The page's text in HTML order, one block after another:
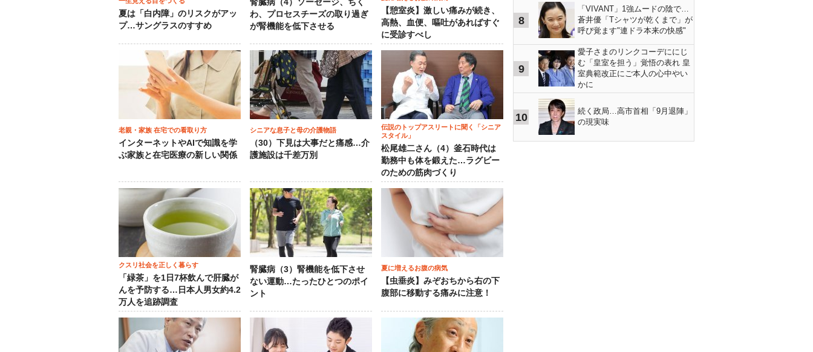
夏は「白内障」のリスクがアッ
プ…サングラスのすすめ
腎臓病（4）ソーセージ、ちく
わ、プロセスチーズの取り過ぎ
が腎機能を低下させる
【憩室炎】激しい痛みが続き、
高熱、血便、嘔吐があればすぐ
に受診すべし
老親・家族 在宅での看取り方
インターネットやAIで知識を学
ぶ家族と在宅医療の新しい関係
シニアな息子と母の介護物語
（30）下見は大事だと痛感…介
護施設は千差万別
伝説のトップアスリートに聞く「シニア
スタイル」
松尾雄二さん（4）釜石時代は
勤務中も体を鍛えた…ラグビー
のための筋肉づくり
クスリ社会を正しく暮らす
「緑茶」を1日7杯飲んで肝臓が
んを予防する…日本人男女約4.2
万人を追跡調査
腎臓病（3）腎機能を低下させ
ない運動…たったひとつのポイ
ント
夏に増えるお腹の病気
【虫垂炎】みぞおちから右の下
腹部に移動する痛みに注意！
8
「VIVANT」1強ムードの陰で…
蒼井優「Tシャツが乾くまで」が
呼び覚ます"連ドラ本来の快感"
9
愛子さまのリンクコーデににじ
む「皇室を担う」覚悟の表れ 皇
室典範改正にご本人の心中やい
かに
10
続く政局…高市首相「9月退陣」
の現実味